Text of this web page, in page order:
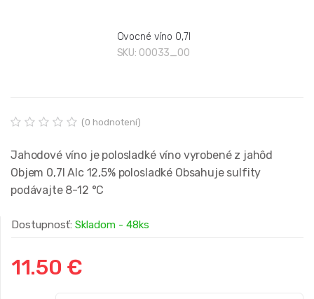
Ovocné víno 0,7l
SKU: 00033_00
o
d
n
t
i
5
h
(0 hodnotení)
Jahodové víno je polosladké víno vyrobené z jahôd
Objem 0,7l Alc 12,5% polosladké Obsahuje sulfity
podávajte 8-12 °C
Dostupnosť: Skladom - 48ks
11.50 €